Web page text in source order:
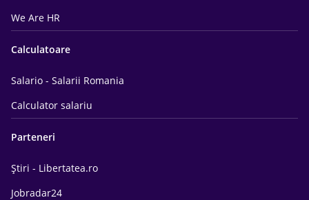
We Are HR
Calculatoare
Salario - Salarii Romania
Calculator salariu
Parteneri
Știri - Libertatea.ro
Jobradar24